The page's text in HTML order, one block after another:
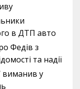
в ДТП авто
Федів з
та надії
виманив у